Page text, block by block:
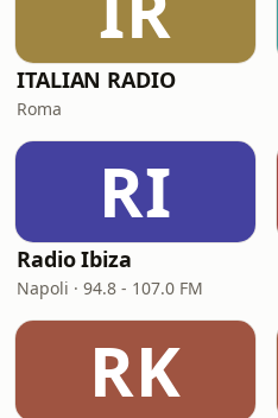
ITALIAN RADIO
Roma
RI
Radio Ibiza
Napoli · 94.8 - 107.0 FM
RK